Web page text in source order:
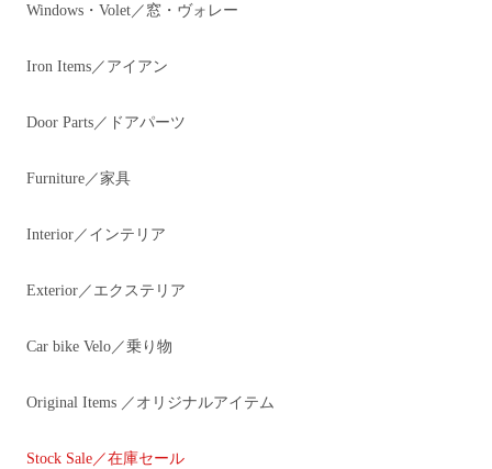
Windows・Volet／窓・ヴォレー
Iron Items／アイアン
Door Parts／ドアパーツ
Furniture／家具
Interior／インテリア
Exterior／エクステリア
Car bike Velo／乗り物
Original Items ／オリジナルアイテム
Stock Sale／在庫セール